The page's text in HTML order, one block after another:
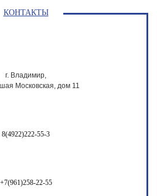
КОНТАКТЫ
г. Владимир,
Московская, дом 11
8(4922)222-55-3
+7(961)258-22-55